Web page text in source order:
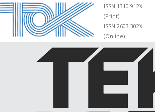
ISSN 1310-912X
(Print)
ISSN 2603-302X
(Online)